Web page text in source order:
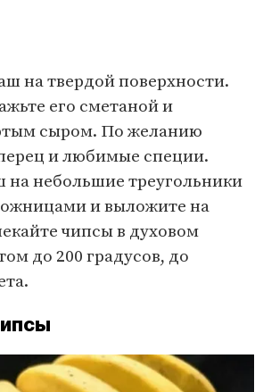
на твердой поверхности.
его сметаной и
сыром. По желанию
и любимые специи.
на небольшие треугольники
и выложите на
чипсы в духовом
до 200 градусов, до